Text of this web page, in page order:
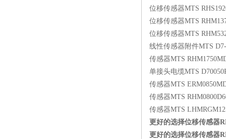
位移传感器MTS
位移传感器MTS
位移传感器MTS
线性传感器附件MTS
传感器MTS
单接头电缆MTS
传感器MTS
传感器MTS
传感器MTS
更好的选择位移传感器
更好的选择位移传感器